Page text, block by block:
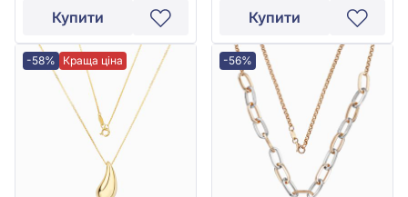
Купити Купити
-58% Краща ціна -56%